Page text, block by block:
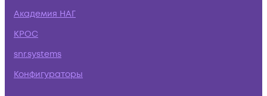
Академия НАГ
КРОС
snr.systems
Конфигураторы